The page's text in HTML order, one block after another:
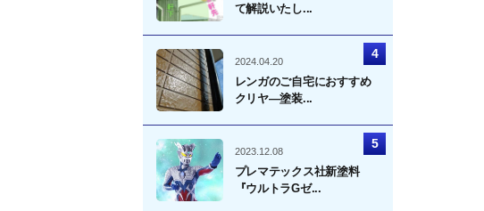
て解説いたし...
2024.04.20
レンガのご自宅におすすめ
クリヤ―塗装...
2023.12.08
プレマテックス社新塗料
『ウルトラGゼ...